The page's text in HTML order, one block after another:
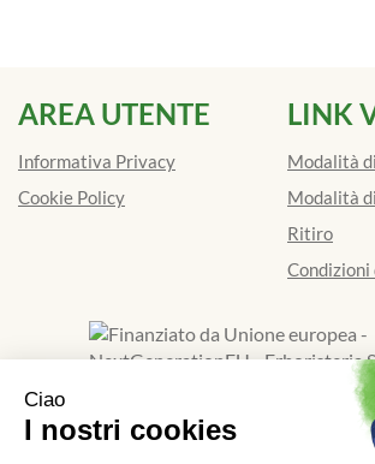
AREA UTENTE
Informativa Privacy
Cookie Policy
LINK
Modalità
Modalità
Ritiro
Condizioni
Finanziato dall'Unione europea - Next